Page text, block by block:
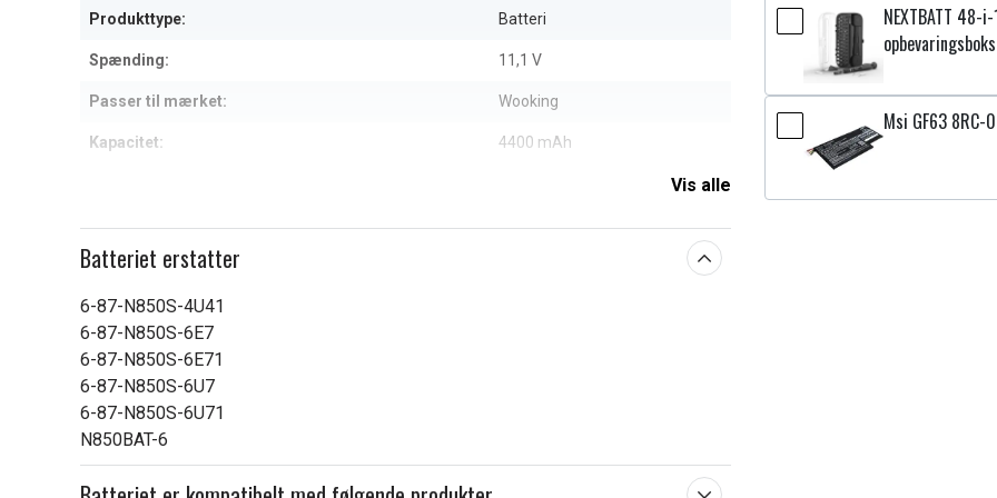
Produkttype: Batteri
Spænding: 11,1 V
Passer til mærket: Wooking
Kapacitet: 4400 mAh
Vis alle
Batteriet erstatter
6-87-N850S-4U41
6-87-N850S-6E7
6-87-N850S-6E71
6-87-N850S-6U7
6-87-N850S-6U71
N850BAT-6
NEXTBATT
opbevaringsboks
Msi GF63 8RC-